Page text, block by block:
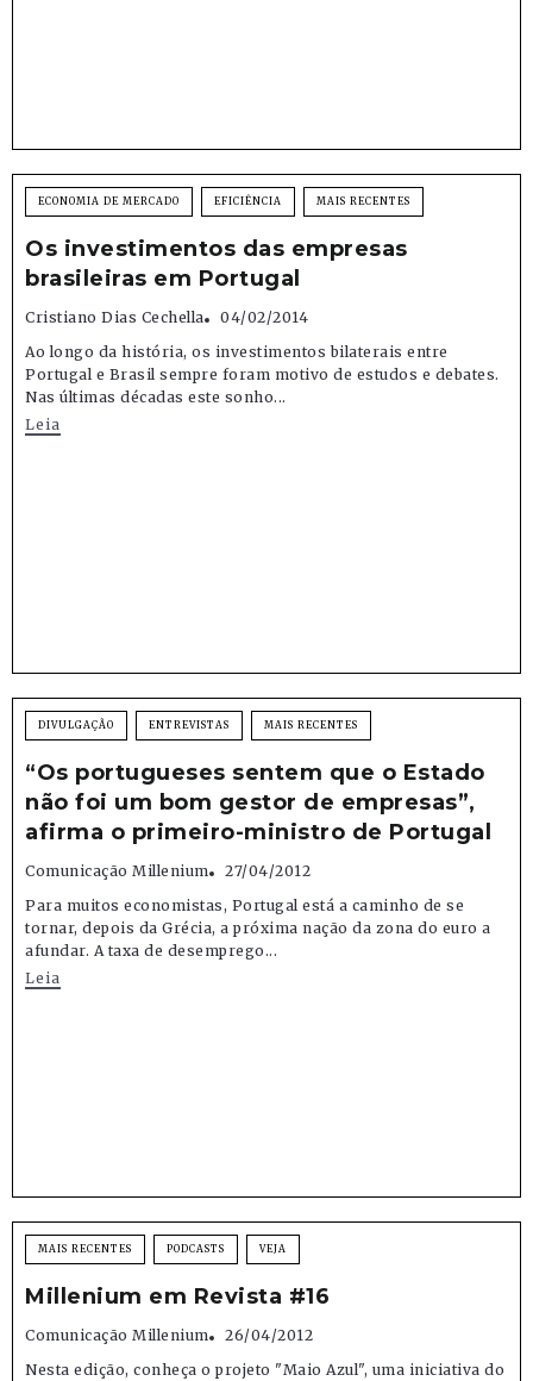
ECONOMIA DE MERCADO EFICIÊNCIA MAIS RECENTES
Os investimentos das empresas
brasileiras em Portugal
Cristiano Dias Cechella
04/02/2014
Ao longo da história, os investimentos bilaterais entre
Portugal e Brasil sempre foram motivo de estudos e debates.
Nas últimas décadas este sonho...
Leia
DIVULGAÇÃO ENTREVISTAS MAIS RECENTES
“Os portugueses sentem que o Estado
não foi um bom gestor de empresas”,
afirma o primeiro-ministro de Portugal
Comunicação Millenium
27/04/2012
Para muitos economistas, Portugal está a caminho de se
tornar, depois da Grécia, a próxima nação da zona do euro a
afundar. A taxa de desemprego...
Leia
MAIS RECENTES PODCASTS VEJA
Millenium em Revista #16
Comunicação Millenium
26/04/2012
Nesta edição, conheça o projeto "Maio Azul", uma iniciativa do